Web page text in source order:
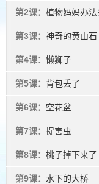
第2课： 植物妈妈办法
第3课： 神奇的黄山石
第4课： 懒狮子
第5课： 背包丢了
第6课： 空花盆
第7课： 捉害虫
第8课： 桃子掉下来了
第9课： 水下的大桥